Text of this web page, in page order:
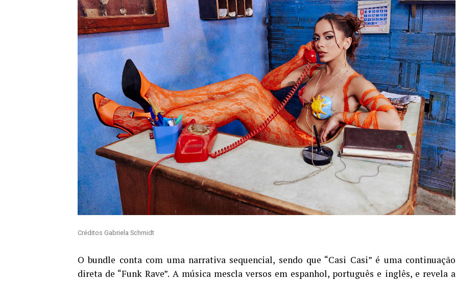
Créditos Gabriela Schmidt
O bundle conta com uma narrativa sequencial, sendo que “Casi Casi” é uma continuação
direta de “Funk Rave”. A música mescla versos em espanhol, português e inglês, e revela a